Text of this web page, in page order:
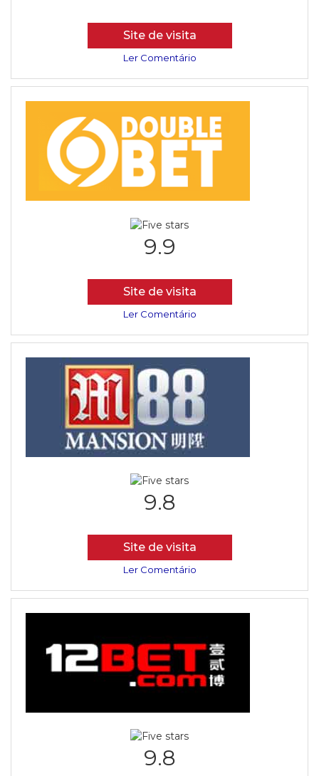
Site de visita
Ler Comentário
9.9
Site de visita
Ler Comentário
9.8
Site de visita
Ler Comentário
9.8